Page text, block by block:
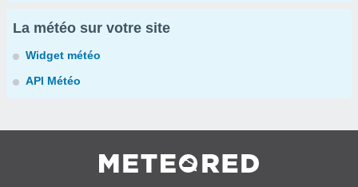
La météo sur votre site
Widget météo
API Météo